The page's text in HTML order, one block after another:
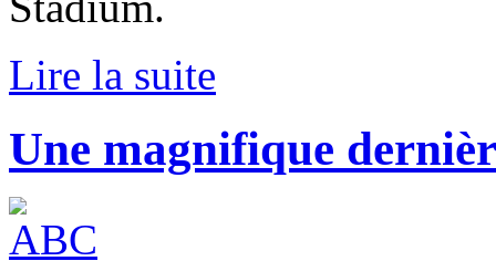
Lire la suite
Une magnifique